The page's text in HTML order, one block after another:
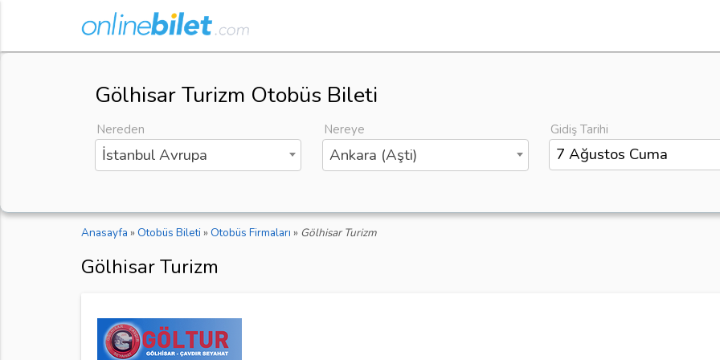
Gölhisar Turizm Otobüs Bileti
Nereden
İstanbul Avrupa
Nereye
Ankara (Aşti)
Gidiş Tarihi
Anasayfa » Otobüs Bileti » Otobüs Firmaları » Gölhisar Turizm
Gölhisar Turizm